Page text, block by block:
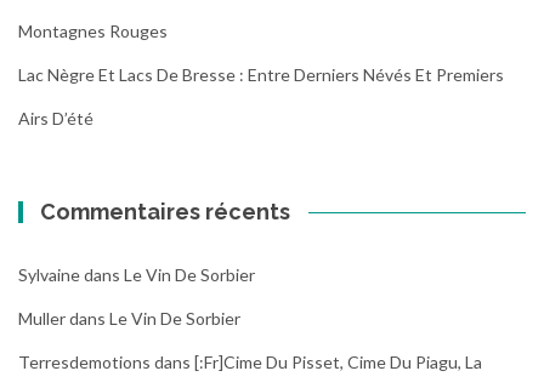
Montagnes Rouges
Lac Nègre Et Lacs De Bresse : Entre Derniers Névés Et Premiers
Airs D’été
Commentaires récents
Sylvainedans Le Vin De Sorbier
Mullerdans Le Vin De Sorbier
Terresdemotions dans [:fr]Cime Du Pisset, Cime Du Piagu, La